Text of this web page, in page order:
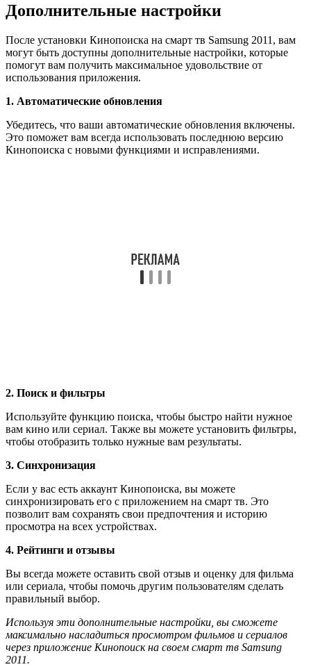
Дополнительные настройки
После установки Кинопоиска на смарт тв Samsung 2011, вам
могут быть доступны дополнительные настройки, которые
помогут вам получить максимальное удовольствие от
использования приложения.
1. Автоматические обновления
Убедитесь, что ваши автоматические обновления включены.
Это поможет вам всегда использовать последнюю версию
Кинопоиска с новыми функциями и исправлениями.
2. Поиск и фильтры
Используйте функцию поиска, чтобы быстро найти нужное
вам кино или сериал. Также вы можете установить фильтры,
чтобы отобразить только нужные вам результаты.
3. Синхронизация
Если у вас есть аккаунт Кинопоиска, вы можете
синхронизировать его с приложением на смарт тв. Это
позволит вам сохранять свои предпочтения и историю
просмотра на всех устройствах.
4. Рейтинги и отзывы
Вы всегда можете оставить свой отзыв и оценку для фильма
или сериала, чтобы помочь другим пользователям сделать
правильный выбор.
Используя эти дополнительные настройки, вы сможете
максимально насладиться просмотром фильмов и сериалов
через приложение Кинопоиск на своем смарт тв Samsung
2011.